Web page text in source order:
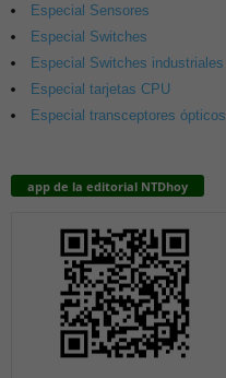
Especial Sensores
Especial Switches
Especial Switches industriales
Especial tarjetas CPU
Especial transceptores ópticos
app de la editorial NTDhoy